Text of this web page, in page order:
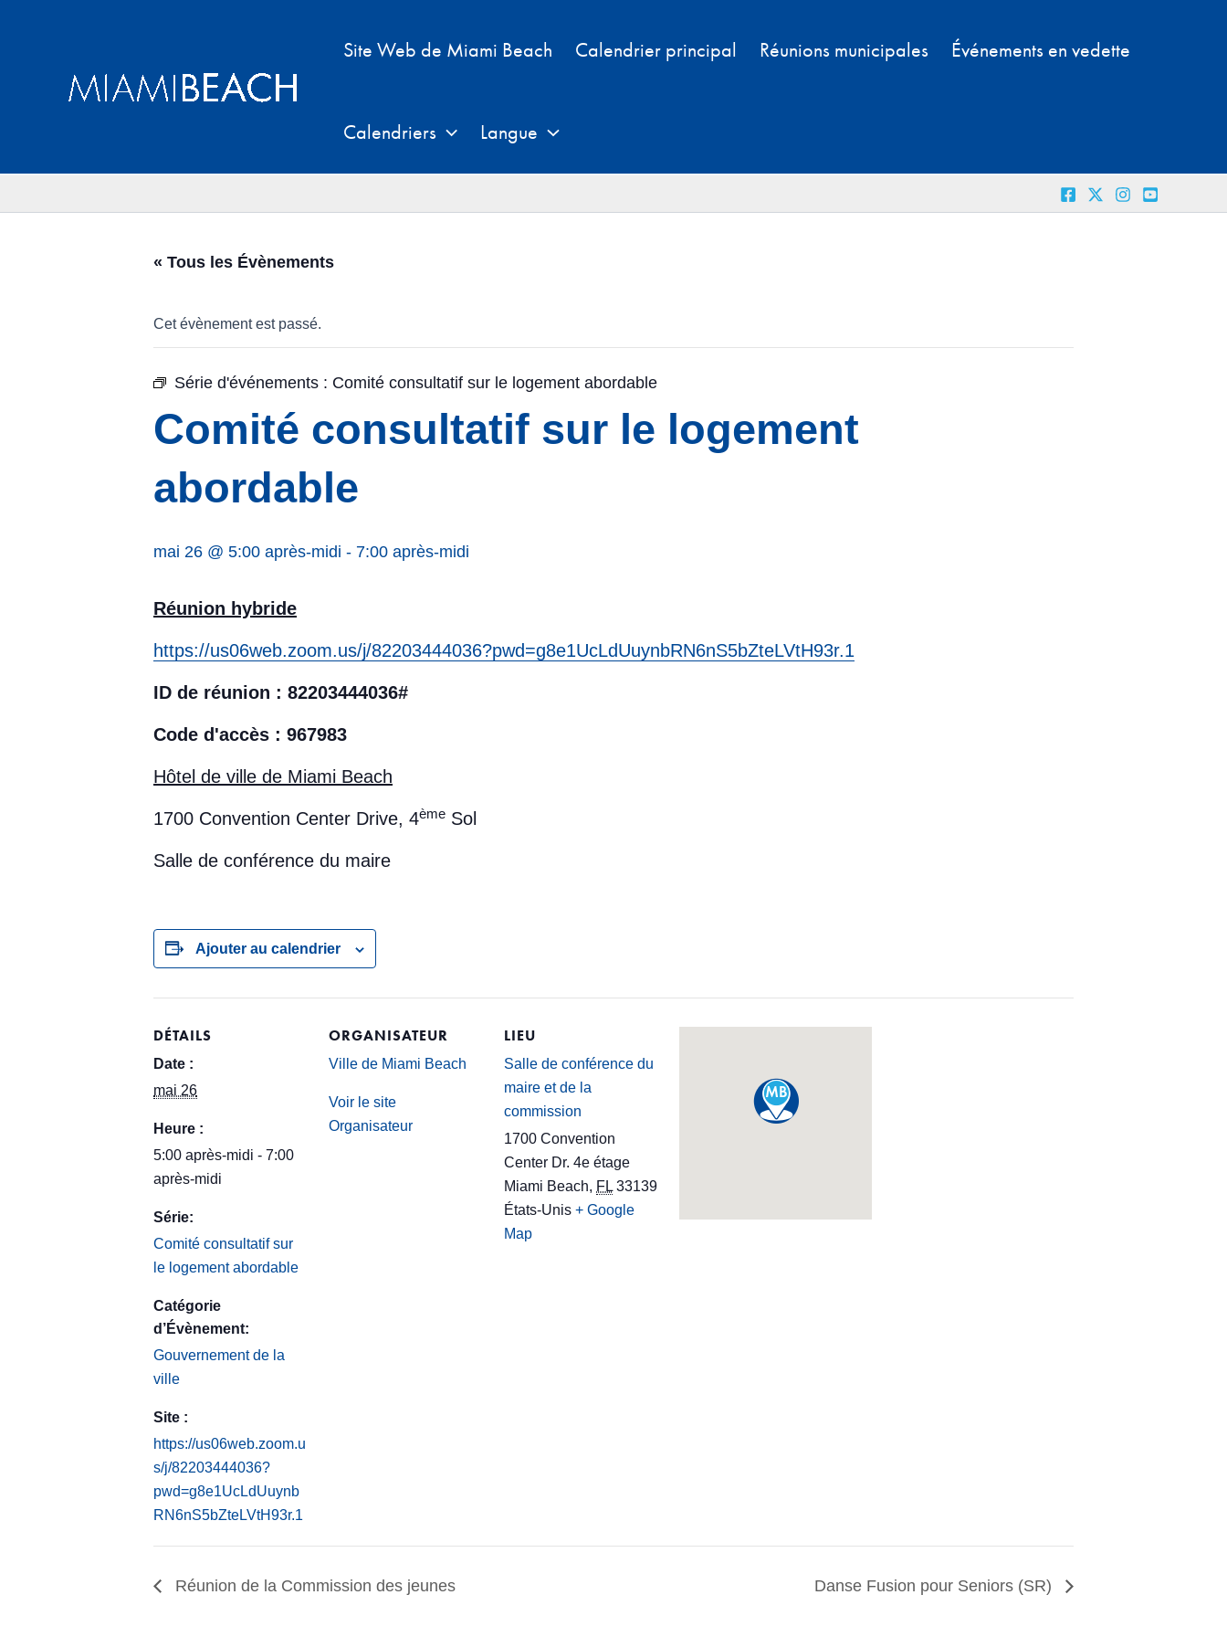
Site Web de Miami Beach Calendrier principal Réunions municipales Événements en vedette
Calendriers Langue
« Tous les Évènements
Cet évènement est passé.
Série d'événements : Comité consultatif sur le logement abordable
Comité consultatif sur le logement
abordable
mai 26 @ 5:00 après-midi - 7:00 après-midi
Réunion hybride
https://us06web.zoom.us/j/82203444036?pwd=g8e1UcLdUuynbRN6nS5bZteLVtH93r.1
ID de réunion : 82203444036#
Code d'accès : 967983
Hôtel de ville de Miami Beach
1700 Convention Center Drive, 4ème Sol
Salle de conférence du maire
Ajouter au calendrier
DÉTAILS
Date :
mai 26
Heure :
5:00 après-midi - 7:00
après-midi
Série:
Comité consultatif sur
le logement abordable
Catégorie
d’Évènement:
Gouvernement de la
ville
Site :
https://us06web.zoom.u
s/j/82203444036?
pwd=g8e1UcLdUuynb
RN6nS5bZteLVtH93r.1
ORGANISATEUR
Ville de Miami Beach
Voir le site
Organisateur
LIEU
Salle de conférence du
maire et de la
commission
1700 Convention
Center Dr. 4e étage
Miami Beach, FL 33139
États-Unis + Google
Map
Réunion de la Commission des jeunes Danse Fusion pour Seniors (SR)